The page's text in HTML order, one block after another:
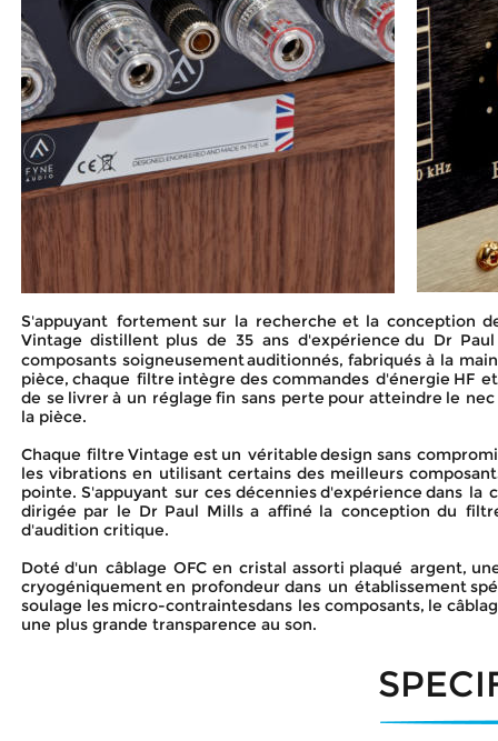
S'appuyant fortement sur la recherche et la conception
Vintage distillent plus de 35 ans d'expérience du Dr Paul
composants soigneusementauditionnés, fabriqués à la main
pièce, chaque filtre intègre des commandes d'énergie HF et
de se livrerà un réglage fin sans perte pour atteindre le nec
la pièce.
Chaque filtre Vintage est un véritabledesign sans
les vibrations en utilisant certains des meilleurs
pointe. S'appuyant sur ces décenniesd'expérience dans la
dirigée par le Dr Paul Mills a affiné la conception du
d'audition critique.
Doté d'un câblage OFC en cristal assorti plaqué argent,
cryogéniquementen profondeur dans un établissement
soulage les micro-contraintesdans les composants, le
une plus grande transparence au son.